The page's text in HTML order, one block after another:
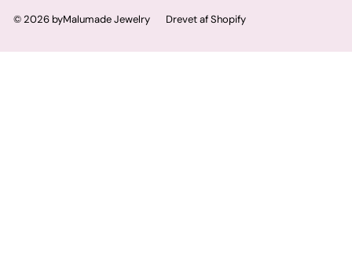
© 2026 byMalumade Jewelry Drevet af Shopify